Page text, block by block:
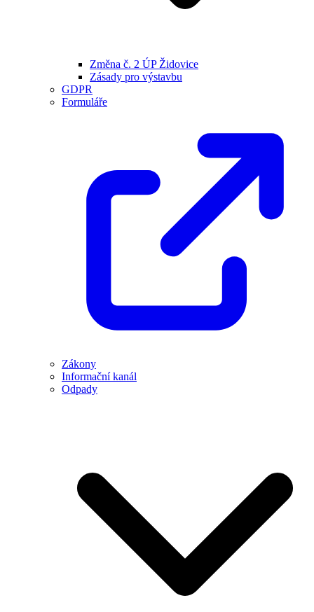
Změna č. 2 ÚP Židovice
Zásady pro výstavbu
GDPR
Formuláře
Zákony
Informační kanál
Odpady